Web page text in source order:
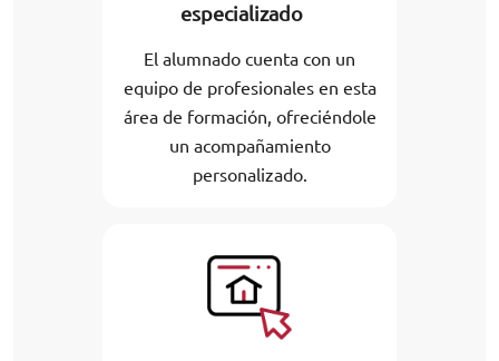
especializado
El alumnado cuenta con un
equipo de profesionales en esta
área de formación, ofreciéndole
un acompañamiento
personalizado.